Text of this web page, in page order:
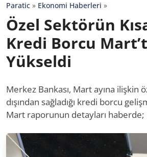
Paratic » Ekonomi Haberleri »
Özel Sektörün
Kredi Borcu
Yükseldi
Merkez Bankası, Mart ayına ilişkin
dışından sağladığı kredi borcu
Mart raporunun detayları haberde;